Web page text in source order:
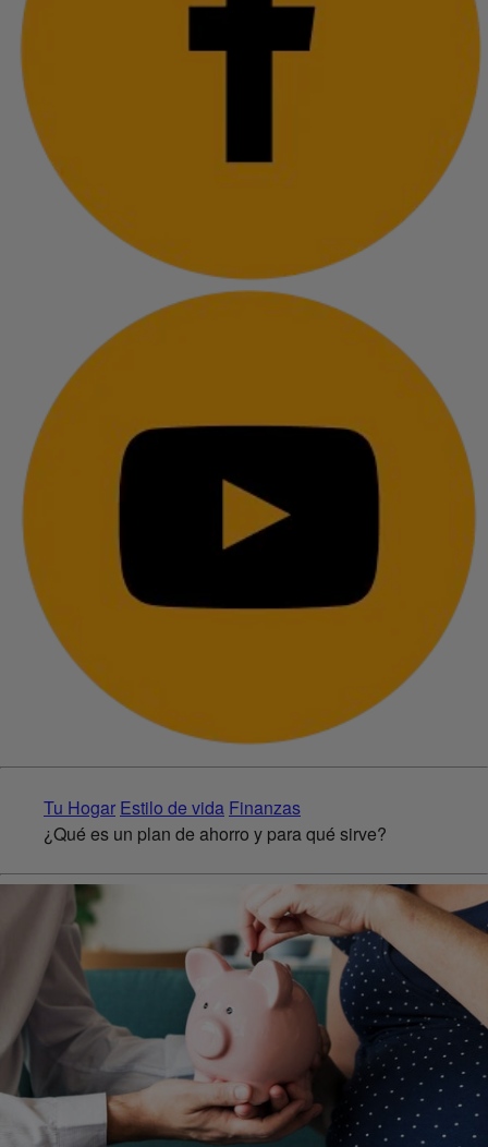
Tu Hogar Estilo de vida Finanzas
¿Qué es un plan de ahorro y para qué sirve?